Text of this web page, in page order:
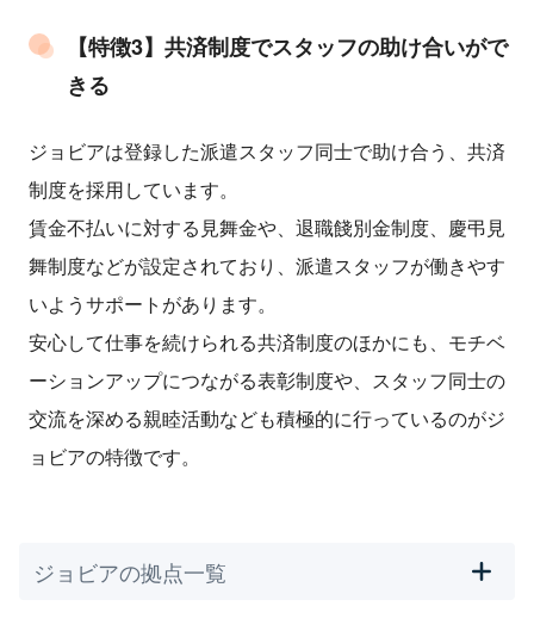
【特徴3】共済制度でスタッフの助け合いがで
きる
ジョビアは登録した派遣スタッフ同士で助け合う、共済
制度を採用しています。
賃金不払いに対する見舞金や、退職餞別金制度、慶弔見
舞制度などが設定されており、派遣スタッフが働きやす
いようサポートがあります。
安心して仕事を続けられる共済制度のほかにも、モチベ
ーションアップにつながる表彰制度や、スタッフ同士の
交流を深める親睦活動なども積極的に行っているのがジ
ョビアの特徴です。
ジョビアの拠点一覧